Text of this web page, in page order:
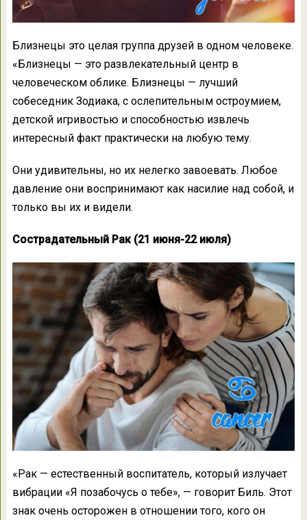
Близнецы это целая группа друзей в одном человеке.
«Близнецы — это развлекательный центр в
человеческом облике. Близнецы — лучший
собеседник Зодиака, с ослепительным остроумием,
детской игривостью и способностью извлечь
интересный факт практически на любую тему.
Они удивительны, но их нелегко завоевать. Любое
давление они воспринимают как насилие над собой, и
только вы их и видели.
Сострадательный Рак (21 июня-22 июля)
«Рак — естественный воспитатель, который излучает
вибрации «Я позабочусь о тебе», — говорит Биль. Этот
знак очень осторожен в отношении того, кого он